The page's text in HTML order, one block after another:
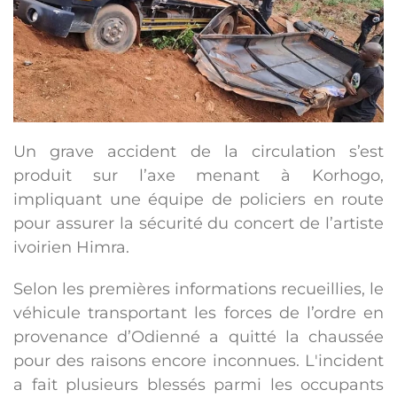
Un grave accident de la circulation s’est
produit sur l’axe menant à Korhogo,
impliquant une équipe de policiers en route
pour assurer la sécurité du concert de l’artiste
ivoirien Himra.
Selon les premières informations recueillies, le
véhicule transportant les forces de l’ordre en
provenance d’Odienné a quitté la chaussée
pour des raisons encore inconnues. L'incident
a fait plusieurs blessés parmi les occupants